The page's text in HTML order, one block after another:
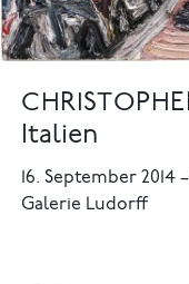
Italien
16. September 2014–
Galerie Ludorff